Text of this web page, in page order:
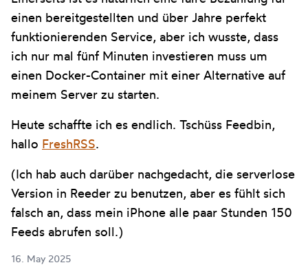
einen bereitgestellten und über Jahre perfekt
funktionierenden Service, aber ich wusste, dass
ich nur mal fünf Minuten investieren muss um
einen Docker-Container mit einer Alternative auf
meinem Server zu starten.
Heute schaffte ich es endlich. Tschüss Feedbin,
hallo FreshRSS.
(Ich hab auch darüber nachgedacht, die serverlose
Version in Reeder zu benutzen, aber es fühlt sich
falsch an, dass mein iPhone alle paar Stunden 150
Feeds abrufen soll.)
16. May 2025